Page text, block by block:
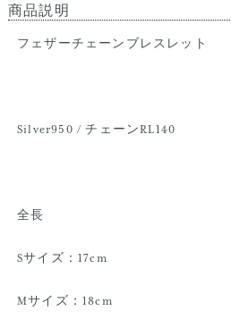
商品説明
フェザーチェーンブレスレット
Silver950 / チェーンRL140
全長
Sサイズ：17cm
Mサイズ：18cm